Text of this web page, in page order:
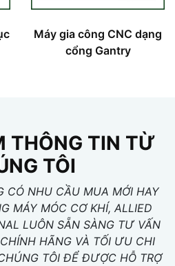
Máy gia công CNC dạng
cổng Gantry
THÔNG TIN TỪ
TÔI
CÓ NHU CẦU MUA MỚI HAY
MÁY MÓC CƠ KHÍ, ALLIED
LUÔN SẴN SÀNG TƯ VẤN
HÃNG VÀ TỐI ƯU CHI
TÔI ĐỂ ĐƯỢC HỖ TRỢ